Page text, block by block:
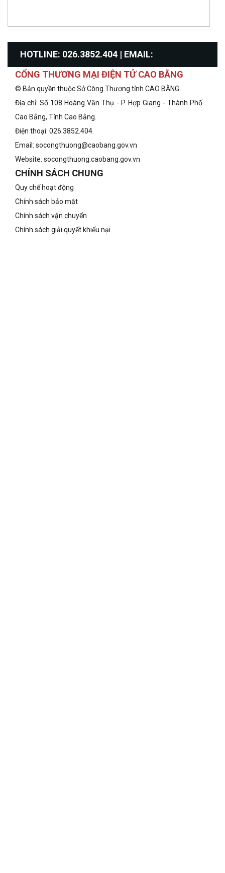
HOTLINE: 026.3852.404 | EMAIL:
info@congthuongcaobang.gov.vn
CỔNG THƯƠNG MẠI ĐIỆN TỬ CAO BẰNG
© Bản quyền thuộc Sở Công Thương tỉnh CAO BẰNG
Địa chỉ: Số 108 Hoàng Văn Thụ - P. Hợp Giang - Thành Phố
Cao Bằng, Tỉnh Cao Bằng.
Điện thoại: 026.3852.404.
Email: socongthuong@caobang.gov.vn
Website: socongthuong.caobang.gov.vn
CHÍNH SÁCH CHUNG
Quy chế hoạt động
Chính sách bảo mật
Chính sách vận chuyển
Chính sách giải quyết khiếu nại